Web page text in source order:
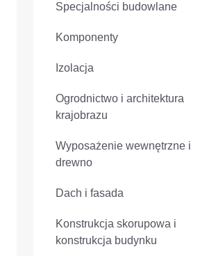
Specjalności budowlane
Komponenty
Izolacja
Ogrodnictwo i architektura
krajobrazu
Wyposażenie wewnętrzne i
drewno
Dach i fasada
Konstrukcja skorupowa i
konstrukcja budynku